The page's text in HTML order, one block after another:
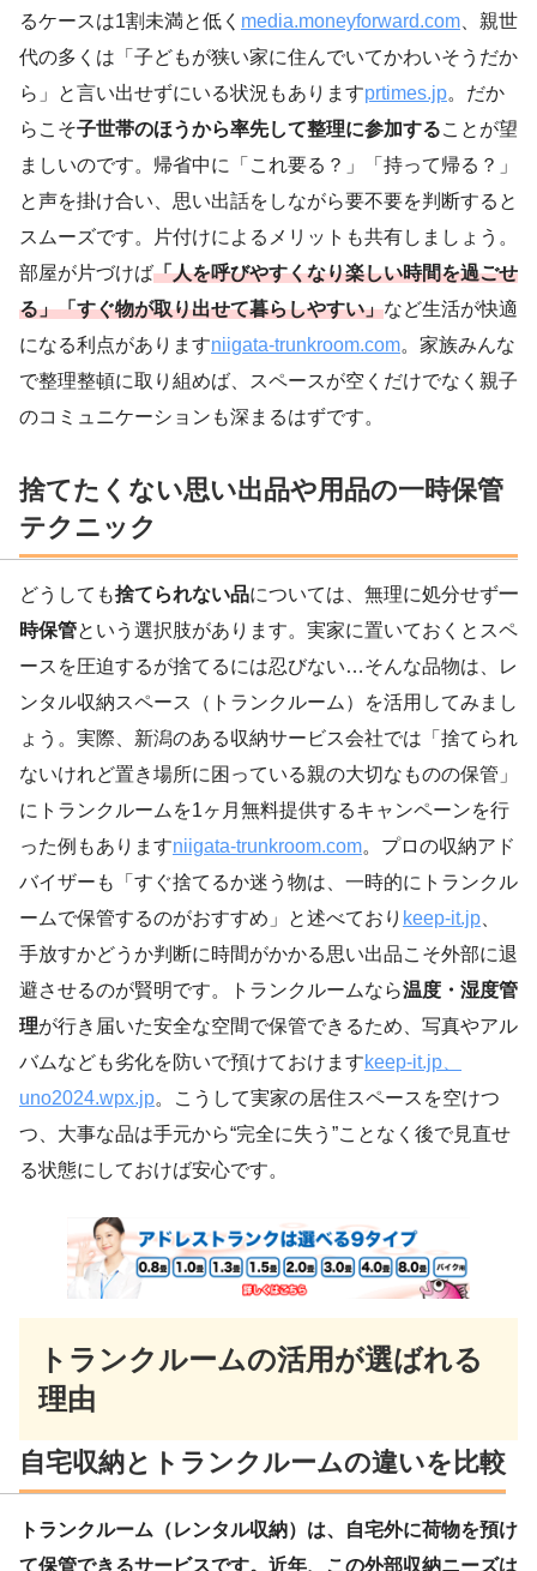
るケースは1割未満と低く media.moneyforward.com 、親世
代の多くは「子どもが狭い家に住んでいてかわいそうだか
ら」と言い出せずにいる状況もありますprtimes.jp。だか
らこそ子世帯のほうから率先して整理に参加することが望
ましいのです。帰省中に「これ要る？」「持って帰る？」
と声を掛け合い、思い出話をしながら要不要を判断すると
スムーズです。片付けによるメリットも共有しましょう。
部屋が片づけば「人を呼びやすくなり楽しい時間を過ごせ
る」「すぐ物が取り出せて暮らしやすい」など生活が快適
になる利点がありますniigata-trunkroom.com。家族みんな
で整理整頓に取り組めば、スペースが空くだけでなく親子
のコミュニケーションも深まるはずです。
捨てたくない思い出品や用品の一時保管
テクニック
どうしても捨てられない品については、無理に処分せず一
時保管という選択肢があります。実家に置いておくとスペ
ースを圧迫するが捨てるには忍びない…そんな品物は、レ
ンタル収納スペース（トランクルーム）を活用してみまし
ょう。実際、新潟のある収納サービス会社では「捨てられ
ないけれど置き場所に困っている親の大切なものの保管」
にトランクルームを1ヶ月無料提供するキャンペーンを行
った例もありますniigata-trunkroom.com。プロの収納アド
バイザーも「すぐ捨てるか迷う物は、一時的にトランクル
ームで保管するのがおすすめ」と述べており keep-it.jp
手放すかどうか判断に時間がかかる思い出品こそ外部に退
避させるのが賢明です。トランクルームなら温度・湿度管
理が行き届いた安全な空間で保管できるため、写真やアル
バムなども劣化を防いで預けておけますkeep-it.jp
uno2024.wpx.jp。こうして実家の居住スペースを空けつ
つ、大事な品は手元から“完全に失う”ことなく後で見直せ
る状態にしておけば安心です。
トランクルームの活用が選ばれる
理由
自宅収納とトランクルームの違いを比較
トランクルーム（レンタル収納） は、自宅外に荷物を預け
て保管できるサービスです。近年、この外部収納ニーズは